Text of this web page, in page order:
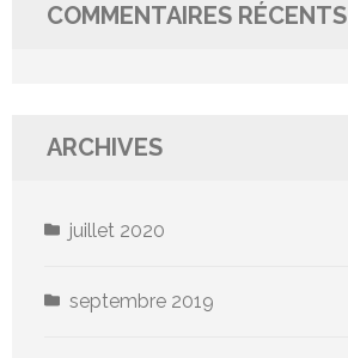
COMMENTAIRES RÉCENTS
ARCHIVES
juillet 2020
septembre 2019